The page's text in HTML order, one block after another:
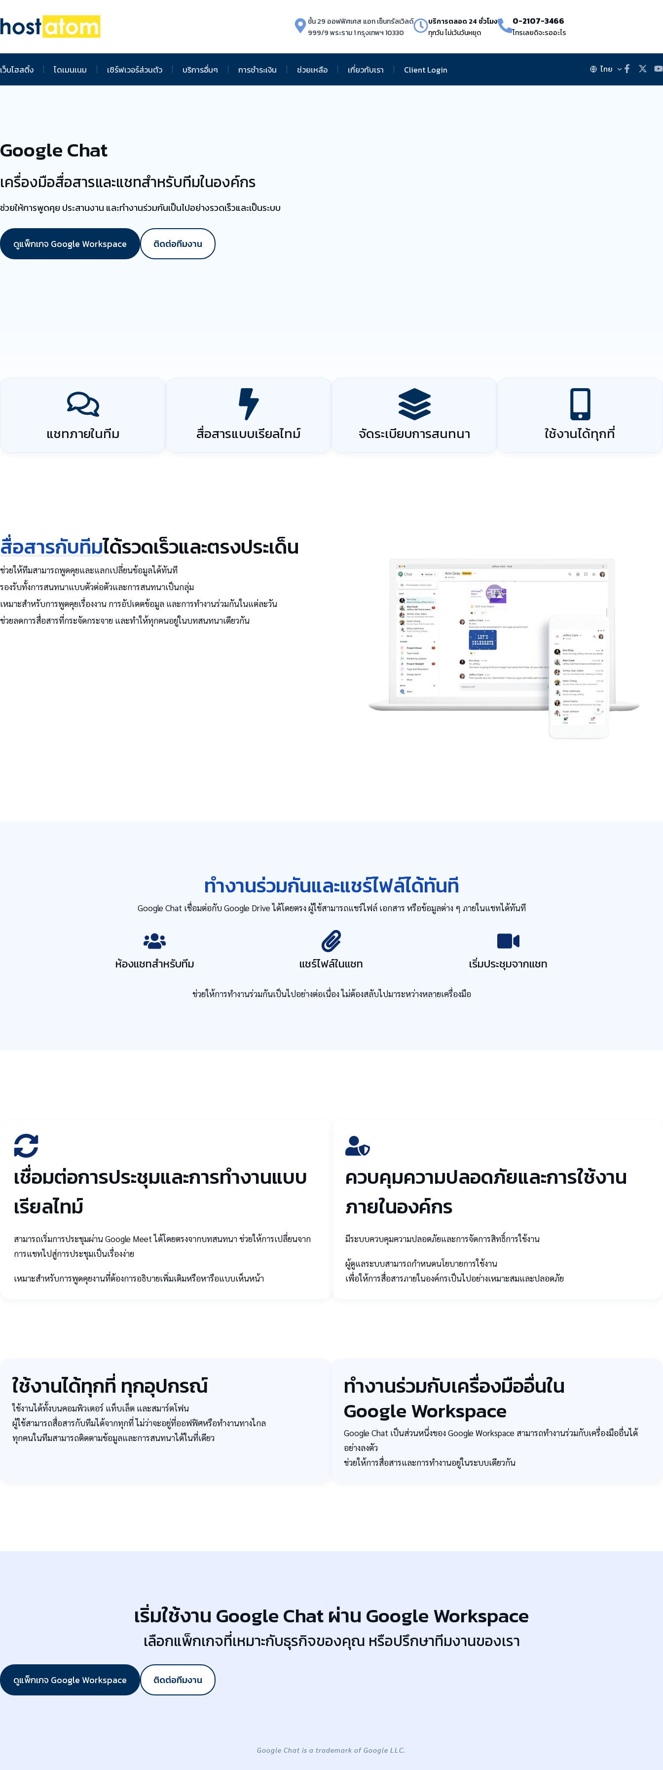
ชั้น 29 ออฟฟิศเศส แอท เซ็นทรัลเวิลด์
999/9 พระราม 1 กรุงเทพฯ 10330
บริการตลอด 24 ชั่วโมง
ทุกวัน ไม่เว้นวันหยุด
0-2107-3466
โทรเลยดิจะรออะไร
เว็บโฮสติ้ง โดเมนเนม เซิร์ฟเวอร์ส่วนตัว บริการอื่นๆ การชำระเงิน ช่วยเหลือ เกี่ยวกับเรา Client Login ไทย
Google Chat
เครื่องมือสื่อสารและแชทสำหรับทีมในองค์กร
ช่วยให้การพูดคุย ประสานงาน และทำงานร่วมกันเป็นไปอย่างรวดเร็วและเป็นระบบ
ดูแพ็กเกจ Google Workspace ติดต่อทีมงาน
แชทภายในทีม สื่อสารแบบเรียลไทม์ จัดระเบียบการสนทนา ใช้งานได้ทุกที่
สื่อสารกับทีมได้รวดเร็วและตรงประเด็น
ช่วยให้ทีมสามารถพูดคุยและแลกเปลี่ยนข้อมูลได้ทันที
รองรับทั้งการสนทนาแบบตัวต่อตัวและการสนทนาเป็นกลุ่ม
เหมาะสำหรับการพูดคุยเรื่องงาน การอัปเดตข้อมูล และการทำงานร่วมกันในแต่ละวัน
ช่วยลดการสื่อสารที่กระจัดกระจาย และทำให้ทุกคนอยู่ในบทสนทนาเดียวกัน
ทำงานร่วมกันและแชร์ไฟล์ได้ทันที
Google Chat เชื่อมต่อกับ Google Drive ได้โดยตรง ผู้ใช้สามารถแชร์ไฟล์ เอกสาร หรือข้อมูลต่าง ๆ ภายในแชทได้ทันที
ห้องแชทสำหรับทีม แชร์ไฟล์ในแชท เริ่มประชุมจากแชท
ช่วยให้การทำงานร่วมกันเป็นไปอย่างต่อเนื่อง ไม่ต้องสลับไปมาระหว่างหลายเครื่องมือ
เชื่อมต่อการประชุมและการทำงานแบบ
เรียลไทม์
สามารถเริ่มการประชุมผ่าน Google Meet ได้โดยตรงจากบทสนทนา ช่วยให้การเปลี่ยนจาก
การแชทไปสู่การประชุมเป็นเรื่องง่าย
เหมาะสำหรับการพูดคุยงานที่ต้องการอธิบายเพิ่มเติมหรือหารือแบบเห็นหน้า
ควบคุมความปลอดภัยและการใช้งาน
ภายในองค์กร
มีระบบควบคุมความปลอดภัยและการจัดการสิทธิ์การใช้งาน
ผู้ดูแลระบบสามารถกำหนดนโยบายการใช้งาน
เพื่อให้การสื่อสารภายในองค์กรเป็นไปอย่างเหมาะสมและปลอดภัย
ใช้งานได้ทุกที่ ทุกอุปกรณ์
ใช้งานได้ทั้งบนคอมพิวเตอร์ แท็บเล็ต และสมาร์ตโฟน
ผู้ใช้สามารถสื่อสารกับทีมได้จากทุกที่ ไม่ว่าจะอยู่ที่ออฟฟิศหรือทำงานทางไกล
ทุกคนในทีมสามารถติดตามข้อมูลและการสนทนาได้ในที่เดียว
ทำงานร่วมกับเครื่องมืออื่นใน
Google Workspace
Google Chat เป็นส่วนหนึ่งของ Google Workspace สามารถทำงานร่วมกับเครื่องมืออื่นได้
อย่างลงตัว
ช่วยให้การสื่อสารและการทำงานอยู่ในระบบเดียวกัน
เริ่มใช้งาน Google Chat ผ่าน Google Workspace
เลือกแพ็กเกจที่เหมาะกับธุรกิจของคุณ หรือปรึกษาทีมงานของเรา
ดูแพ็กเกจ Google Workspace ติดต่อทีมงาน
Google Chat is a trademark of Google LLC.